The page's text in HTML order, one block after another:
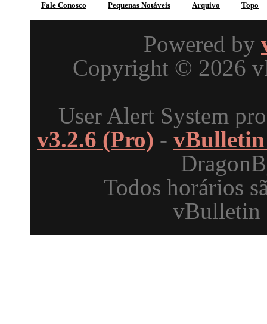
Fale Conosco Pequenas Notáveis Arquivo Topo
Powered by
Copyright © 2026
User Alert System
v3.2.6 (Pro) -
Todos horários